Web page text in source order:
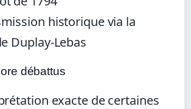
historique via la
Duplay-Lebas
débattus
exacte de certaines